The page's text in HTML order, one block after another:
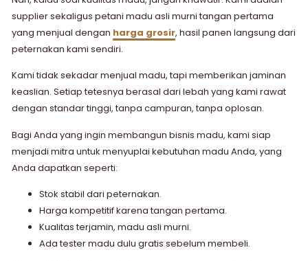
supplier sekaligus petani madu asli murni tangan pertama
yang menjual dengan harga grosir, hasil panen langsung dari
peternakan kami sendiri.
Kami tidak sekadar menjual madu, tapi memberikan jaminan
keaslian. Setiap tetesnya berasal dari lebah yang kami rawat
dengan standar tinggi, tanpa campuran, tanpa oplosan.
Bagi Anda yang ingin membangun bisnis madu, kami siap
menjadi mitra untuk menyuplai kebutuhan madu Anda, yang
Anda dapatkan seperti:
Stok stabil dari peternakan.
Harga kompetitif karena tangan pertama.
Kualitas terjamin, madu asli murni.
Ada tester madu dulu gratis sebelum membeli.